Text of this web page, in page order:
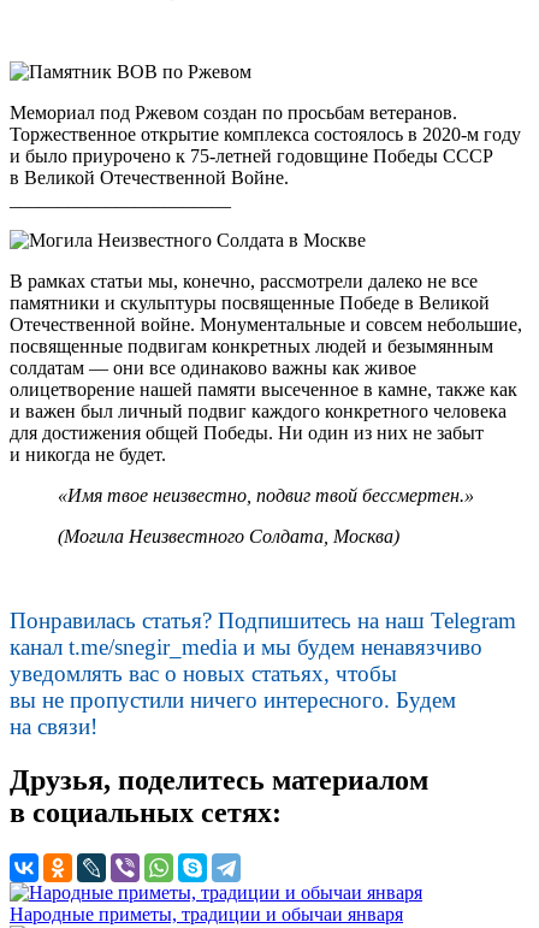
Мемориал под Ржевом создан по просьбам ветеранов.
Торжественное открытие комплекса состоялось в 2020-м году
и было приурочено к 75-летней годовщине Победы СССР
в Великой Отечественной Войне.
В рамках статьи мы, конечно, рассмотрели далеко не все
памятники и скульптуры посвященные Победе в Великой
Отечественной войне. Монументальные и совсем небольшие,
посвященные подвигам конкретных людей и безымянным
солдатам — они все одинаково важны как живое
олицетворение нашей памяти высеченное в камне, также как
и важен был личный подвиг каждого конкретного человека
для достижения общей Победы. Ни один из них не забыт
и никогда не будет.
«Имя твое неизвестно, подвиг твой бессмертен.»
(Могила Неизвестного Солдата, Москва)
Понравилась статья? Подпишитесь на наш Telegram
канал t.me/snegir_media и мы будем ненавязчиво
уведомлять вас о новых статьях, чтобы
вы не пропустили ничего интересного. Будем
на связи!
Друзья, поделитесь материалом
в социальных сетях:
Народные приметы, традиции и обычаи января